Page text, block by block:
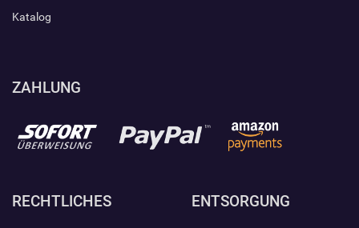
Katalog
ZAHLUNG
RECHTLICHES ENTSORGUNG